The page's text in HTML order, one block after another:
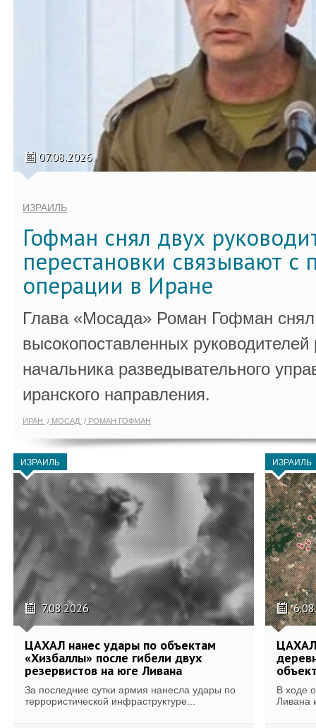
07.08.2026
ИЗРАИЛЬ
Гофман снял двух
перестановки связывают с
операции в Иране
Глава «Мосада» Роман Гофман снял
высокопоставленных
начальника разведывательного
иранского направления.
ИРАН МОСАД РОМАН ГОФМАН
ИЗРАИЛЬ
7.08.2026
ЦАХАЛ нанес удары по объектам
«Хизбаллы» после гибели двух
резервистов на юге Ливана
За последние сутки армия нанесла удары по
террористической инфраструктуре...
ИЗРАИЛЬ
В ходе
Ливана